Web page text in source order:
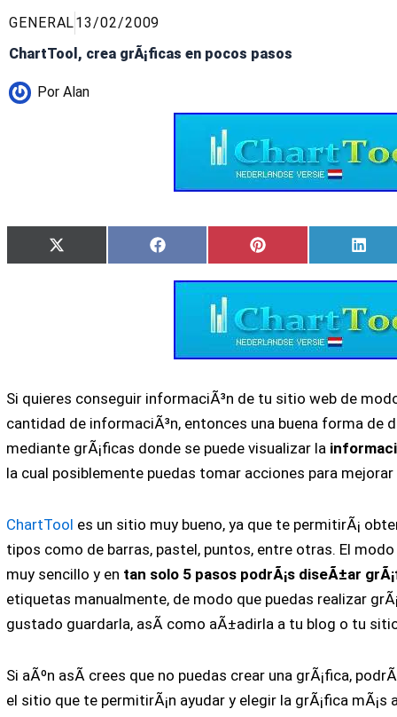
GENERAL13/02/2009
ChartTool, crea grÃ¡ficas en pocos pasos
Por Alan
Compartir
en
X
(Twitter)
Compartir
en
Facebook
Compartir
en
Pinterest
en
Si quieres conseguir informaciÃ³n de tu sitio web de
cantidad de informaciÃ³n, entonces una buena forma de
mediante grÃ¡ficas donde se puede visualizar la
la cual posiblemente puedas tomar acciones para
ChartTool es un sitio muy bueno, ya que te permitirÃ¡
tipos como de barras, pastel, puntos, entre otras. El
muy sencillo y en tan solo 5 pasos podrÃ¡s diseÃ±ar
etiquetas manualmente, de modo que puedas realizar
gustado guardarla, asÃ­ como aÃ±adirla a tu blog o tu
Si aÃºn asÃ­ crees que no puedas crear una grÃ¡fica,
el sitio que te permitirÃ¡n ayudar y elegir la grÃ¡fica